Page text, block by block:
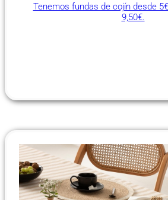
Tenemos fundas de cojín desde
9,50€.